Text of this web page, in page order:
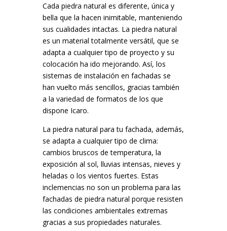
Cada piedra natural es diferente, única y
bella que la hacen inimitable, manteniendo
sus cualidades intactas. La piedra natural
es un material totalmente versátil, que se
adapta a cualquier tipo de proyecto y su
colocación ha ido mejorando. Así, los
sistemas de instalación en fachadas se
han vuelto más sencillos, gracias también
a la variedad de formatos de los que
dispone Icaro.
La piedra natural para tu fachada, además,
se adapta a cualquier tipo de clima:
cambios bruscos de temperatura, la
exposición al sol, lluvias intensas, nieves y
heladas o los vientos fuertes. Estas
inclemencias no son un problema para las
fachadas de piedra natural porque resisten
las condiciones ambientales extremas
gracias a sus propiedades naturales.